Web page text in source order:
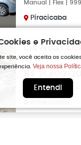
Manual | Flex |
Piracicaba
1.0 4P VHC Maxx
Manual | Gasolina
e
site, você aceita os
Veja nossa
Entendi